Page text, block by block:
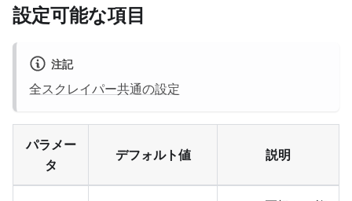
設定可能な項目
注記
全スクレイパー共通の設定
パラメー
タ
デフォルト値 説明